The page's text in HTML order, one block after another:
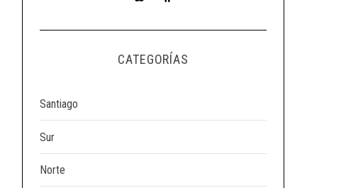
CATEGORÍAS
Santiago
Sur
Norte